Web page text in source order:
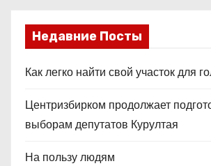
Недавние Посты
Как легко найти свой участок для
Центризбирком продолжает
выборам депутатов Курултая
На пользу людям